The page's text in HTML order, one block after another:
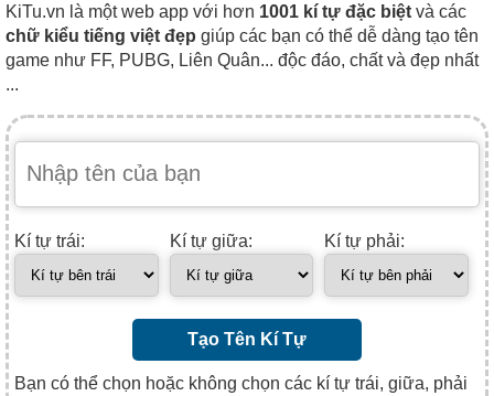
KiTu.vn là một web app với hơn 1001 kí tự đặc biệt và các
chữ kiểu tiếng việt đẹp giúp các bạn có thể dễ dàng tạo tên
game như FF, PUBG, Liên Quân... độc đáo, chất và đẹp nhất
...
Kí tự trái: Kí tự giữa: Kí tự phải:
Tạo Tên Kí Tự
Bạn có thể chọn hoặc không chọn các kí tự trái, giữa, phải